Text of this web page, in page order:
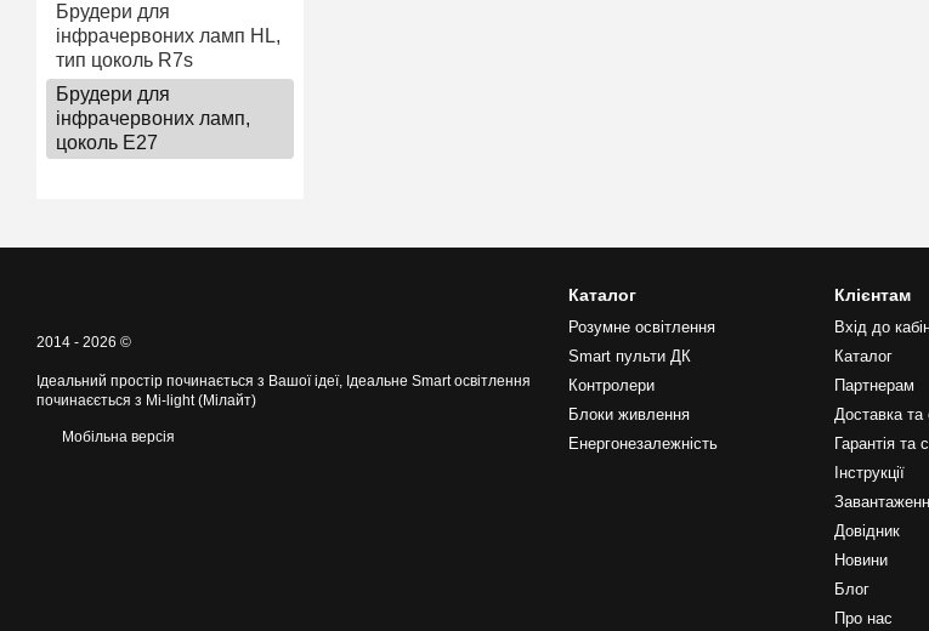
Брудери для
інфрачервоних ламп HL,
тип цоколь R7s
Брудери для
інфрачервоних ламп,
цоколь Е27
2014 - 2026 ©
Ідеальний простір починається з Вашої ідеї, Ідеальне Smart освітлення
починаєється з Mi-light (Мілайт)
Мобільна версія
Каталог
Розумне освітлення
Smart пульти ДК
Контролери
Блоки живлення
Енергонезалежність
Клієнтам
Вхід до
Каталог
Партнерам
Доставка та
Гарантія та
Інструкції
Довідник
Новини
Блог
Про нас